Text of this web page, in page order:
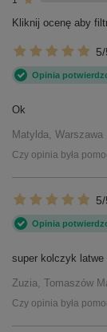
Kliknij ocenę aby
Opinia
Ok
Matylda, Warszawa
Czy opinia była
Opinia
super kolczyk latwe
Zuzia, Tomaszów
Czy opinia była